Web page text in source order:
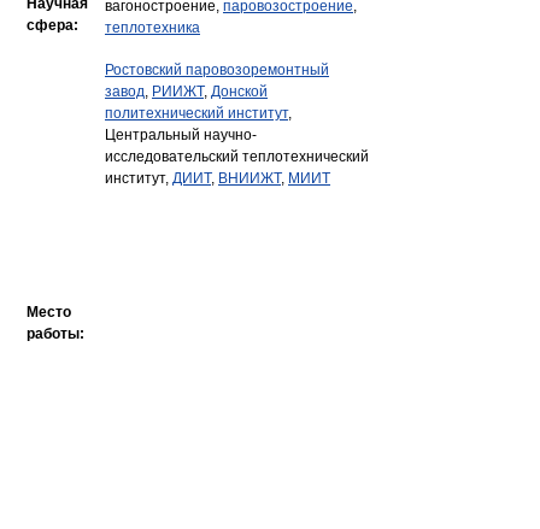
Научная
сфера:
вагоностроение, паровозостроение,
теплотехника
Место
работы:
Ростовский паровозоремонтный
завод, РИИЖТ, Донской
политехнический институт,
Центральный научно-
исследовательский теплотехнический
институт, ДИИТ, ВНИИЖТ, МИИТ